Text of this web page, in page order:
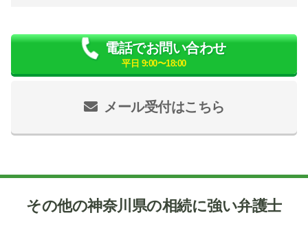
メール受付はこちら
電話でお問い合わせ
平日 9:00〜18:00
その他の神奈川県の相続に強い弁護士